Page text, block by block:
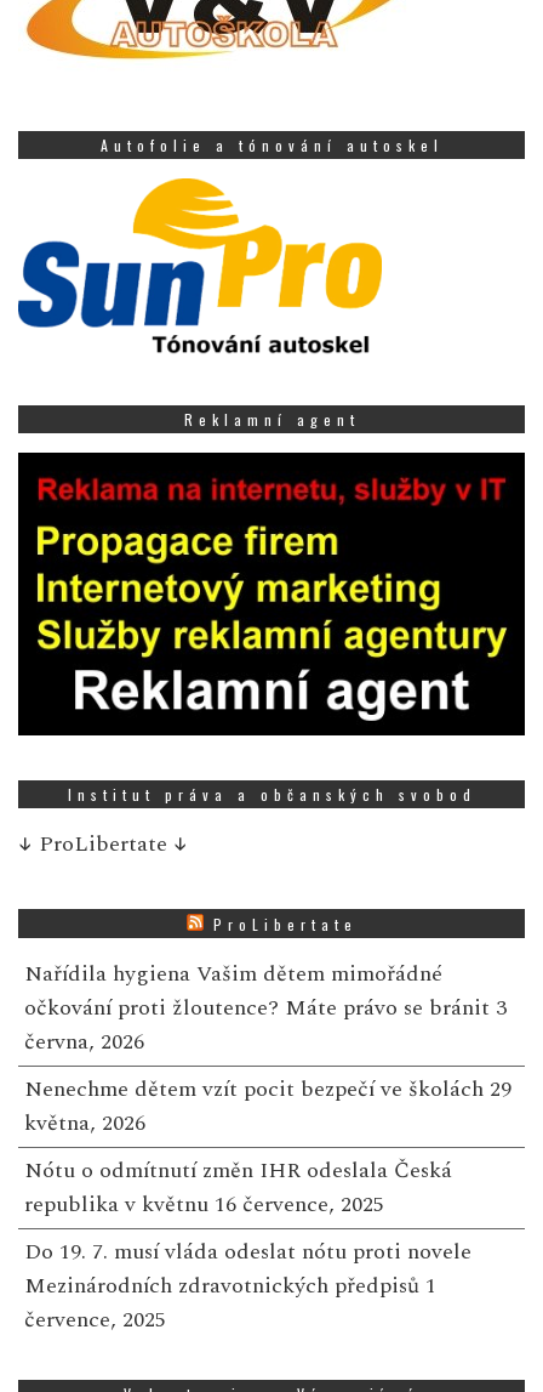
Autofolie a tónování autoskel
Reklamní agent
Institut práva a občanských svobod
↓ ProLibertate ↓
ProLibertate
Nařídila hygiena Vašim dětem mimořádné
očkování proti žloutence? Máte právo se bránit 3
června, 2026
Nenechme dětem vzít pocit bezpečí ve školách 29
května, 2026
Nótu o odmítnutí změn IHR odeslala Česká
republika v květnu 16 července, 2025
Do 19. 7. musí vláda odeslat nótu proti novele
Mezinárodních zdravotnických předpisů 1
července, 2025